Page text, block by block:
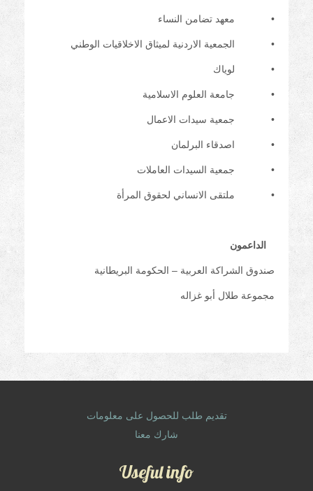
• معهد تضامن النساء
• الجمعية الاردنية لميثاق الاخلاقيات الوطني
• لوياك
• جامعة العلوم الاسلامية
• جمعية سيدات الاعمال
• اصدقاء البرلمان
• جمعية السيدات العاملات
• ملتقى الانساني لحقوق المرأة
الداعمون
صندوق الشراكة العربية – الحكومة البريطانية
مجموعة طلال أبو غزاله
تقديم طلب للحصول على معلومات
شارك معنا
Useful info